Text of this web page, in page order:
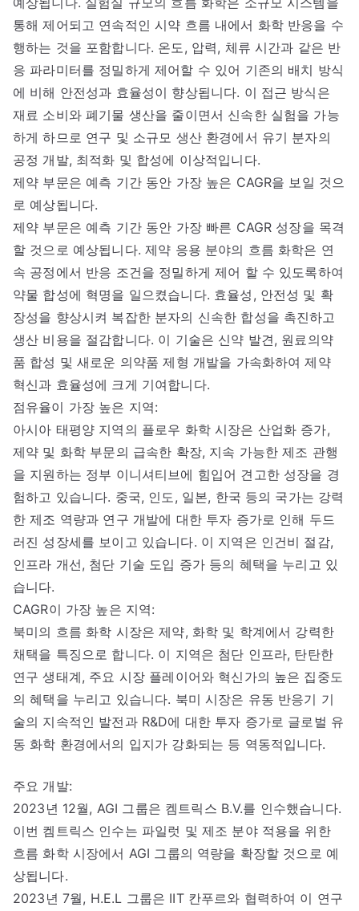
통해 제어되고 연속적인 시약 흐름 내에서 화학 반응을 수
행하는 것을 포함합니다. 온도, 압력, 체류 시간과 같은 반
응 파라미터를 정밀하게 제어할 수 있어 기존의 배치 방식
에 비해 안전성과 효율성이 향상됩니다. 이 접근 방식은
재료 소비와 폐기물 생산을 줄이면서 신속한 실험을 가능
하게 하므로 연구 및 소규모 생산 환경에서 유기 분자의
공정 개발, 최적화 및 합성에 이상적입니다.
제약 부문은 예측 기간 동안 가장 높은 CAGR을 보일 것으
로 예상됩니다.
제약 부문은 예측 기간 동안 가장 빠른 CAGR 성장을 목격
할 것으로 예상됩니다. 제약 응용 분야의 흐름 화학은 연
속 공정에서 반응 조건을 정밀하게 제어 할 수 있도록하여
약물 합성에 혁명을 일으켰습니다. 효율성, 안전성 및 확
장성을 향상시켜 복잡한 분자의 신속한 합성을 촉진하고
생산 비용을 절감합니다. 이 기술은 신약 발견, 원료의약
품 합성 및 새로운 의약품 제형 개발을 가속화하여 제약
혁신과 효율성에 크게 기여합니다.
점유율이 가장 높은 지역:
아시아 태평양 지역의 플로우 화학 시장은 산업화 증가,
제약 및 화학 부문의 급속한 확장, 지속 가능한 제조 관행
을 지원하는 정부 이니셔티브에 힘입어 견고한 성장을 경
험하고 있습니다. 중국, 인도, 일본, 한국 등의 국가는 강력
한 제조 역량과 연구 개발에 대한 투자 증가로 인해 두드
러진 성장세를 보이고 있습니다. 이 지역은 인건비 절감,
인프라 개선, 첨단 기술 도입 증가 등의 혜택을 누리고 있
습니다.
CAGR이 가장 높은 지역:
북미의 흐름 화학 시장은 제약, 화학 및 학계에서 강력한
채택을 특징으로 합니다. 이 지역은 첨단 인프라, 탄탄한
연구 생태계, 주요 시장 플레이어와 혁신가의 높은 집중도
의 혜택을 누리고 있습니다. 북미 시장은 유동 반응기 기
술의 지속적인 발전과 R&D에 대한 투자 증가로 글로벌 유
동 화학 환경에서의 입지가 강화되는 등 역동적입니다.
주요 개발:
2023년 12월, AGI 그룹은 켐트릭스 B.V.를 인수했습니다.
이번 켐트릭스 인수는 파일럿 및 제조 분야 적용을 위한
흐름 화학 시장에서 AGI 그룹의 역량을 확장할 것으로 예
상됩니다.
2023년 7월, H.E.L 그룹은 IIT 칸푸르와 협력하여 이 연구